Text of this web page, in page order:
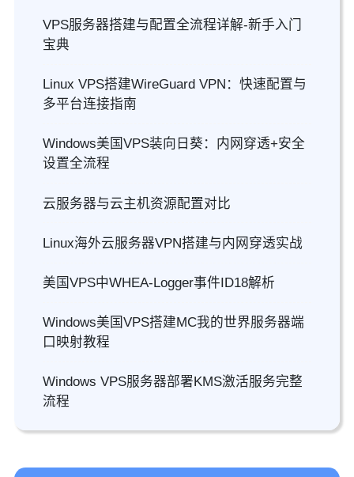
VPS服务器搭建与配置全流程详解-新手入门
宝典
Linux VPS搭建WireGuard VPN：快速配置与
多平台连接指南
Windows美国VPS装向日葵：内网穿透+安全
设置全流程
云服务器与云主机资源配置对比
Linux海外云服务器VPN搭建与内网穿透实战
美国VPS中WHEA-Logger事件ID18解析
Windows美国VPS搭建MC我的世界服务器端
口映射教程
Windows VPS服务器部署KMS激活服务完整
流程